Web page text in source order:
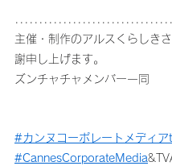
主催・制作のアルスくらしき
謝申し上げます。
ズンチャチャメンバー一同
#カンヌコーポレートメディア
#CannesCorporateMedia